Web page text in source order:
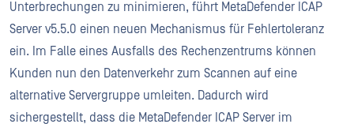
Unterbrechungen zu minimieren, führt MetaDefender ICAP
Server v5.5.0 einen neuen Mechanismus für Fehlertoleranz
ein. Im Falle eines Ausfalls des Rechenzentrums können
Kunden nun den Datenverkehr zum Scannen auf eine
alternative Servergruppe umleiten. Dadurch wird
sichergestellt, dass die MetaDefender ICAP Server im